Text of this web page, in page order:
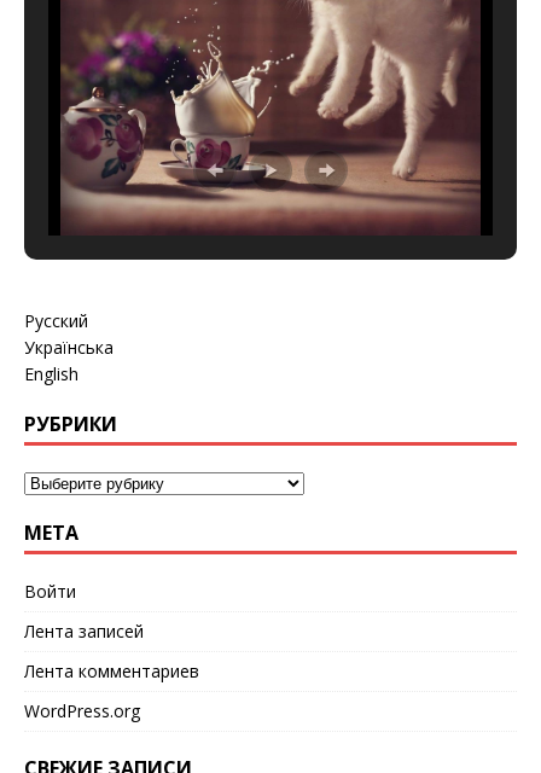
Русский
Українська
English
РУБРИКИ
МЕТА
Войти
Лента записей
Лента комментариев
WordPress.org